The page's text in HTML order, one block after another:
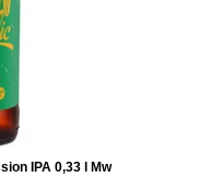
IPA 0,33 l Mw